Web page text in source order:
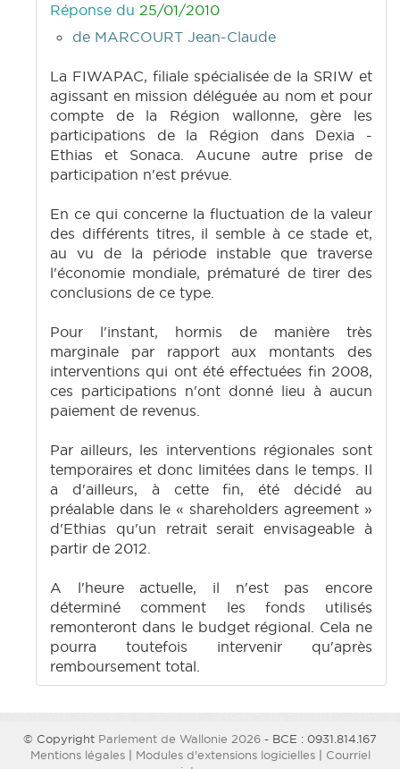
Réponse du 25/01/2010
de MARCOURT Jean-Claude
La FIWAPAC, filiale spécialisée de la SRIW et
agissant en mission déléguée au nom et pour
compte de la Région wallonne, gère les
participations de la Région dans Dexia -
Ethias et Sonaca. Aucune autre prise de
participation n'est prévue.
En ce qui concerne la fluctuation de la valeur
des différents titres, il semble à ce stade et,
au vu de la période instable que traverse
l'économie mondiale, prématuré de tirer des
conclusions de ce type.
Pour l'instant, hormis de manière très
marginale par rapport aux montants des
interventions qui ont été effectuées fin 2008,
ces participations n'ont donné lieu à aucun
paiement de revenus.
Par ailleurs, les interventions régionales sont
temporaires et donc limitées dans le temps. Il
a d'ailleurs, à cette fin, été décidé au
préalable dans le « shareholders agreement »
d'Ethias qu'un retrait serait envisageable à
partir de 2012.
A l'heure actuelle, il n'est pas encore
déterminé comment les fonds utilisés
remonteront dans le budget régional. Cela ne
pourra toutefois intervenir qu'après
remboursement total.
© Copyright Parlement de Wallonie 2026 - BCE : 0931.814.167
Mentions légales| Modules d'extensions logicielles| Courriel